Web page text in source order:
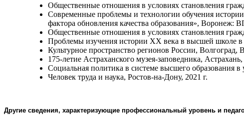
Общественные отношения в условиях становления
Современные проблемы и технологии обучения
фактора обновления качества образования», Воронеж:
Общественные отношения в условиях становления
Проблемы изучения истории ХХ века в высшей школе в
Культурное пространство регионов России, Волгоград,
175-летие Астраханского музея-заповедника, Астрахань,
Социальная политика в системе высшего образования
Человек труда и наука, Ростов-на-Дону, 2021 г.
Другие сведения, характеризующие профессиональный уровень и